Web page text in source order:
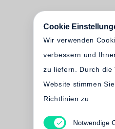
Cookie
Wir verwenden
verbessern und
zu liefern. Durch die
Website stimmen
Richtlinien zu
Notwendige